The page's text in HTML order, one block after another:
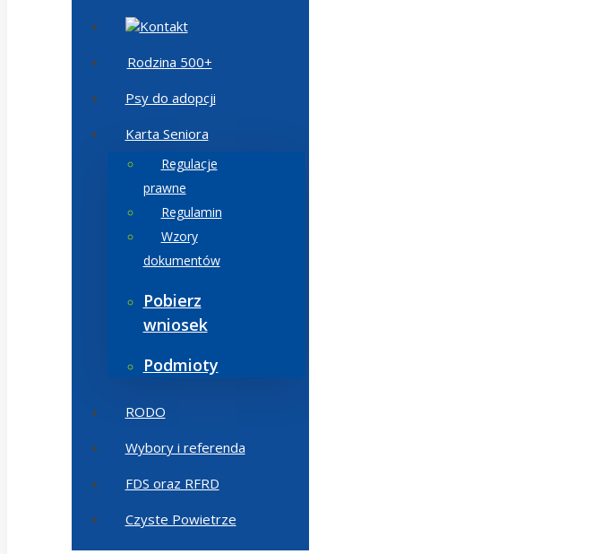
Kontakt
Rodzina 500+
Psy do adopcji
Karta Seniora
Regulacje
prawne
Regulamin
Wzory
dokumentów
Pobierz
wniosek
Podmioty
RODO
Wybory i referenda
FDS oraz RFRD
Czyste Powietrze